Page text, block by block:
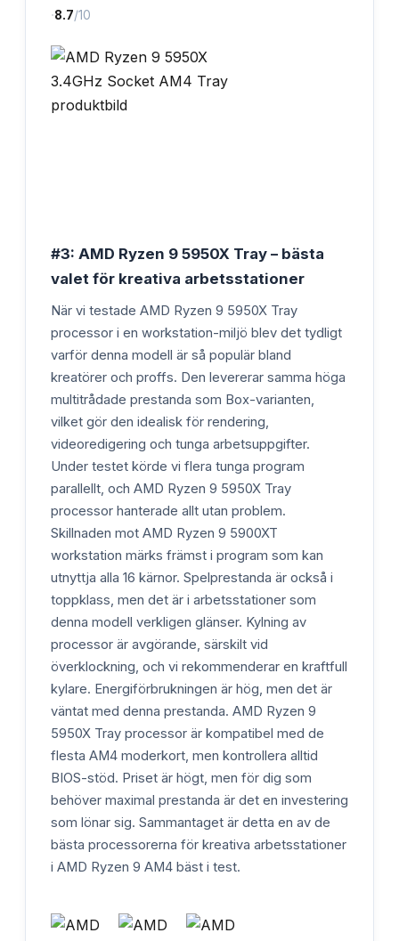
·8.7/10
#3: AMD Ryzen 9 5950X Tray – bästa
valet för kreativa arbetsstationer
När vi testade AMD Ryzen 9 5950X Tray
processor i en workstation-miljö blev det tydligt
varför denna modell är så populär bland
kreatörer och proffs. Den levererar samma höga
multitrådade prestanda som Box-varianten,
vilket gör den idealisk för rendering,
videoredigering och tunga arbetsuppgifter.
Under testet körde vi flera tunga program
parallellt, och AMD Ryzen 9 5950X Tray
processor hanterade allt utan problem.
Skillnaden mot AMD Ryzen 9 5900XT
workstation märks främst i program som kan
utnyttja alla 16 kärnor. Spelprestanda är också i
toppklass, men det är i arbetsstationer som
denna modell verkligen glänser. Kylning av
processor är avgörande, särskilt vid
överklockning, och vi rekommenderar en kraftfull
kylare. Energiförbrukningen är hög, men det är
väntat med denna prestanda. AMD Ryzen 9
5950X Tray processor är kompatibel med de
flesta AM4 moderkort, men kontrollera alltid
BIOS-stöd. Priset är högt, men för dig som
behöver maximal prestanda är det en investering
som lönar sig. Sammantaget är detta en av de
bästa processorerna för kreativa arbetsstationer
i AMD Ryzen 9 AM4 bäst i test.